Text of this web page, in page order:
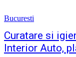
Bucuresti
Curatare si
Interior Auto,